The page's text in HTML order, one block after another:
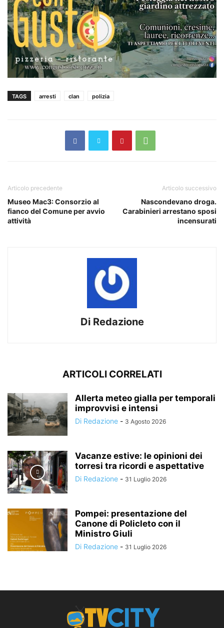
TAGS arresti clan polizia
Articolo precedente
Museo Mac3: Consorzio al
fianco del Comune per avvio
attività
Articolo successivo
Nascondevano droga.
Carabinieri arrestano sposi
incensurati
Di Redazione
ARTICOLI CORRELATI
Allerta meteo gialla per temporali
improvvisi e intensi
Di Redazione - 3 Agosto 2026
Vacanze estive: le opinioni dei
torresi tra ricordi e aspettative
Di Redazione - 31 Luglio 2026
Pompei: presentazione del
Canone di Policleto con il
Ministro Giuli
Di Redazione - 31 Luglio 2026